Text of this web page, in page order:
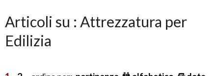
Articoli su : Attrezzatura per
Edilizia